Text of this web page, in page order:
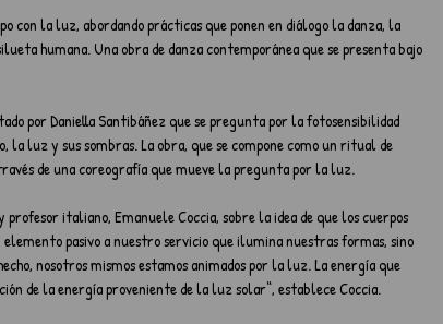
con la luz, abordando prácticas que ponen en diálogo la danza, la
humana. Una obra de danza contemporánea que se presenta bajo
por Daniella Santibáñez que se pregunta por la fotosensibilidad
luz y sus sombras. La obra, que se compone como un ritual de
de una coreografía que mueve la pregunta por la luz.
italiano, Emanuele Coccia, sobre la idea de que los cuerpos
pasivo a nuestro servicio que ilumina nuestras formas, sino
nosotros mismos estamos animados por la luz. La energía que
de la energía proveniente de la luz solar“, establece Coccia.